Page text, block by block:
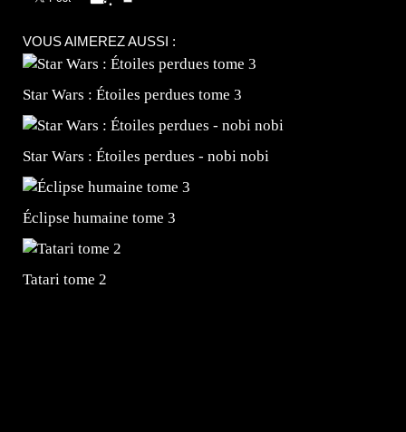
VOUS AIMEREZ AUSSI :
Star Wars : Étoiles perdues tome 3
Star Wars : Étoiles perdues - nobi nobi
Éclipse humaine tome 3
Tatari tome 2